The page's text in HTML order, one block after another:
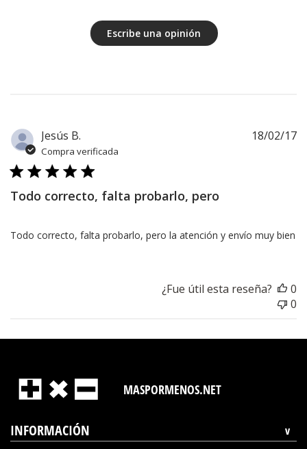
Escribe una opinión
Jesús B.
Compra verificada
Todo correcto, falta probarlo, pero
Todo correcto, falta probarlo, pero la atención y envío muy bien
18/02/17
¿Fue útil esta reseña?
0
0
MASPORMENOS.NET
INFORMACIÓN